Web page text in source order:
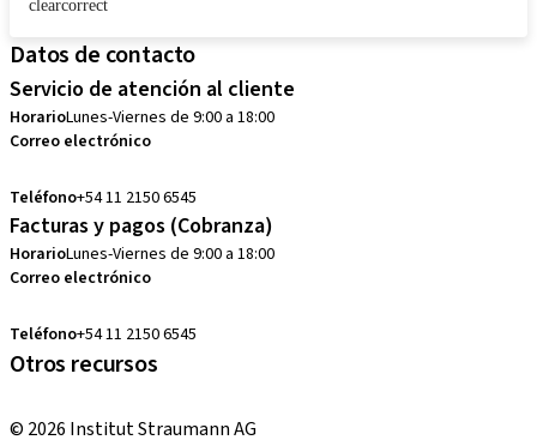
clearcorrect
Datos de contacto
Servicio de atención al cliente
HorarioLunes-Viernes de 9:00 a 18:00
Correo electrónico
Teléfono+54 11 2150 6545
Facturas y pagos (Cobranza)
HorarioLunes-Viernes de 9:00 a 18:00
Correo electrónico
Teléfono+54 11 2150 6545
Otros recursos
© 2026 Institut Straumann AG